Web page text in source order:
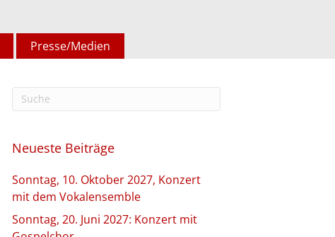
Presse/Medien
Neueste Beiträge
Sonntag, 10. Oktober 2027, Konzert
mit dem Vokalensemble
Sonntag, 20. Juni 2027: Konzert mit